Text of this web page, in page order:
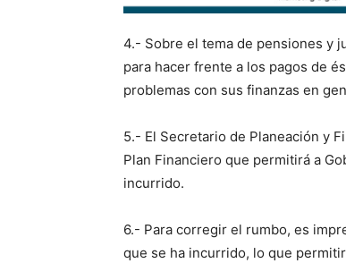
4.- Sobre el tema de pensiones y
para hacer frente a los pagos de
problemas con sus finanzas en
5.- El Secretario de Planeación y
Plan Financiero que permitirá a
incurrido.
6.- Para corregir el rumbo, es
que se ha incurrido, lo que